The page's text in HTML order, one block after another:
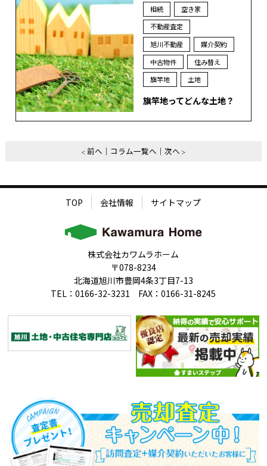
相続
空き家
不動産査定
旭川不動産
媒介契約
中古物件
住み替え
旗竿地
土地
旗竿地ってどんな土地？
前へ コラム一覧へ 次へ
TOP 会社情報 サイトマップ
株式会社カワムラホーム
〒078-8234
北海道旭川市豊岡4条3丁目7-13
TEL：0166-32-3231 FAX：0166-31-8245